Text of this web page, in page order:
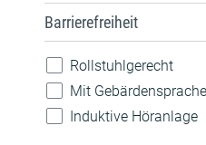
Barrierefreiheit
Rollstuhlgerecht
Mit Gebärdensprache
Induktive Höranlage